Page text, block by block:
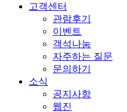
고객센터
관람후기
이벤트
객석나눔
자주하는 질문
문의하기
소식
공지사항
웹진